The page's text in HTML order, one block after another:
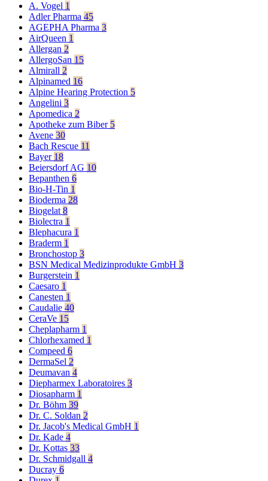
A. Vogel 1
Adler Pharma 45
AGEPHA Pharma 3
AirQueen 1
Allergan 2
AllergoSan 15
Almirall 2
Alpinamed 16
Alpine Hearing Protection 5
Angelini 3
Apomedica 2
Apotheke zum Biber 5
Avene 30
Bach Rescue 11
Bayer 18
Beiersdorf AG 10
Bepanthen 6
Bio-H-Tin 1
Bioderma 28
Biogelat 8
Biolectra 1
Blephacura 1
Braderm 1
Bronchostop 3
BSN Medical Medizinprodukte GmbH 3
Burgerstein 1
Caesaro 1
Canesten 1
Caudalie 40
CeraVe 15
Cheplapharm 1
Chlorhexamed 1
Compeed 6
DermaSel 2
Deumavan 4
Diepharmex Laboratoires 3
Diosapharm 1
Dr. Böhm 39
Dr. C. Soldan 2
Dr. Jacob's Medical GmbH 1
Dr. Kade 4
Dr. Kottas 33
Dr. Schmidgall 4
Ducray 6